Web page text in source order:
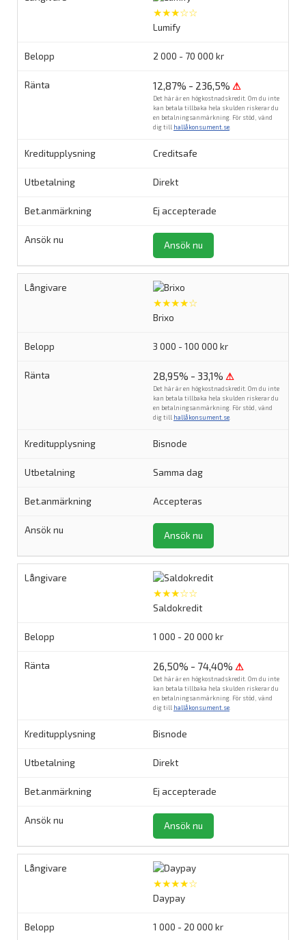
★★★☆☆
Lumify
2 000 - 70 000 kr
12,87% - 236,5% ⚠
Det här är en högkostnadskredit. Om du inte
kan betala tillbaka hela skulden riskerar du
en betalningsanmärkning. För stöd, vänd
dig till hallåkonsument.se
Creditsafe
Direkt
Ej accepterade
Ansök nu
★★★★☆
Brixo
3 000 - 100 000 kr
28,95% - 33,1% ⚠
Det här är en högkostnadskredit. Om du inte
kan betala tillbaka hela skulden riskerar du
en betalningsanmärkning. För stöd, vänd
dig till hallåkonsument.se
Bisnode
Samma dag
Accepteras
Ansök nu
★★★☆☆
Saldokredit
1 000 - 20 000 kr
26,50% - 74,40% ⚠
Det här är en högkostnadskredit. Om du inte
kan betala tillbaka hela skulden riskerar du
en betalningsanmärkning. För stöd, vänd
dig till hallåkonsument.se
Bisnode
Direkt
Ej accepterade
Ansök nu
★★★★☆
Daypay
1 000 - 20 000 kr